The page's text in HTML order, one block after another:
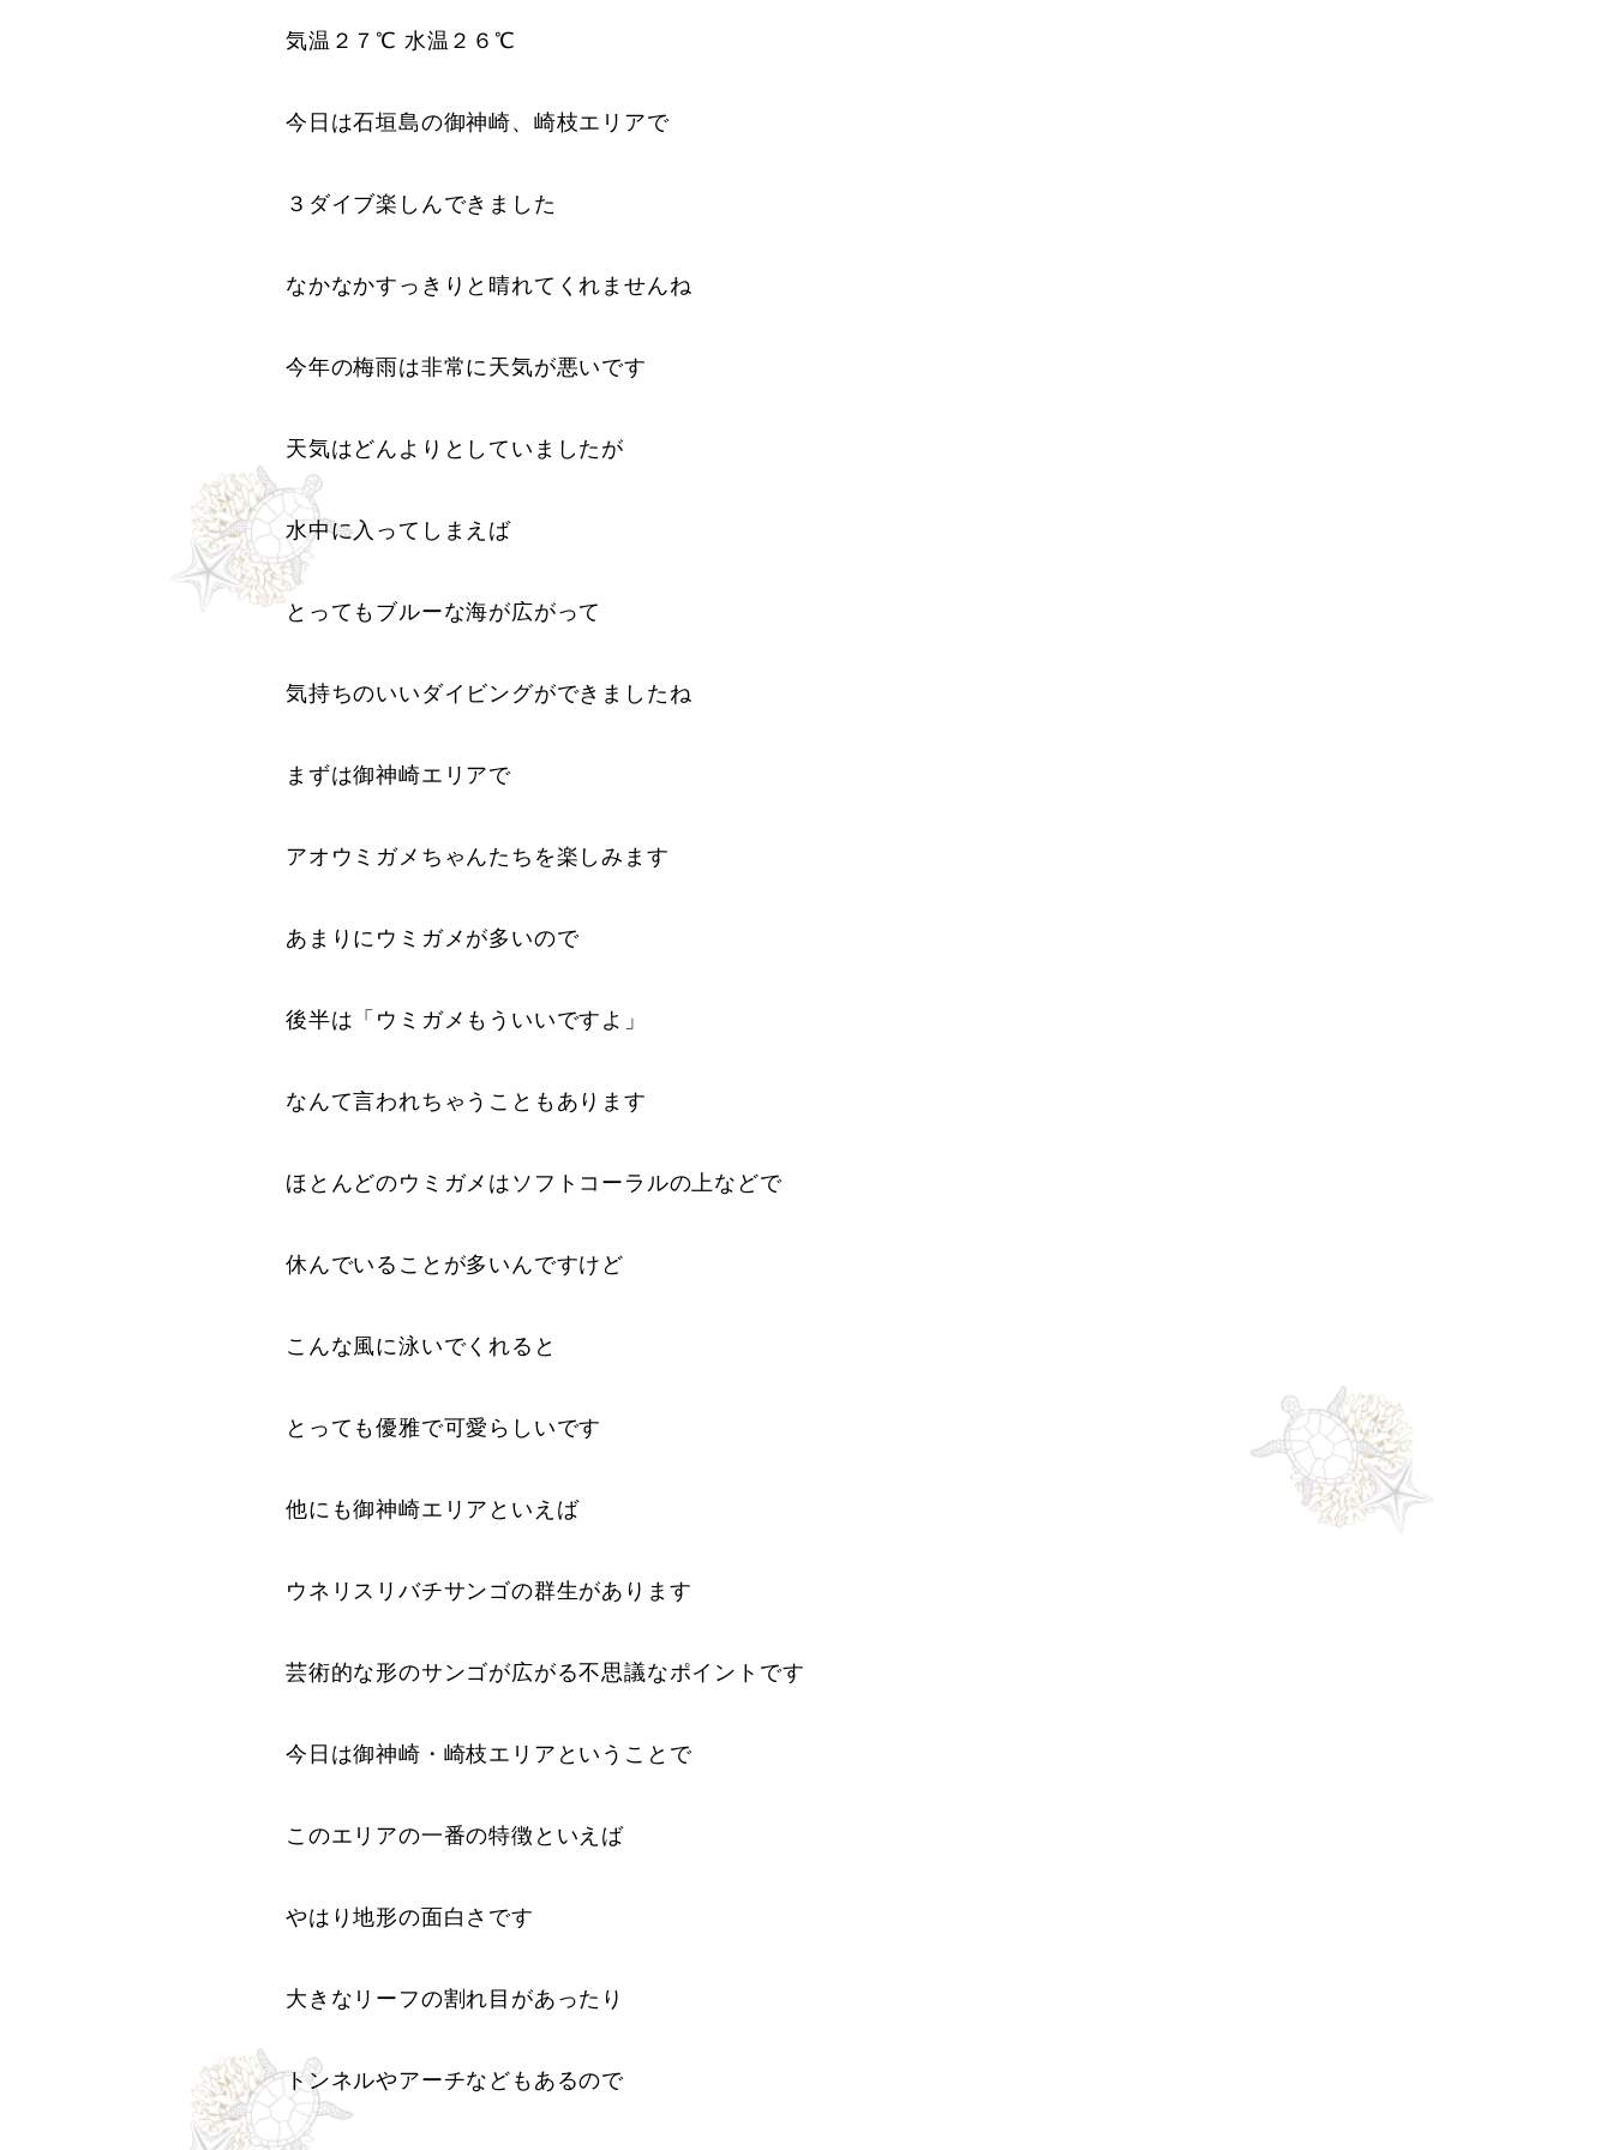
気温２７℃ 水温２６℃
今日は石垣島の御神崎、崎枝エリアで
３ダイブ楽しんできました
なかなかすっきりと晴れてくれませんね
今年の梅雨は非常に天気が悪いです
天気はどんよりとしていましたが
水中に入ってしまえば
とってもブルーな海が広がって
気持ちのいいダイビングができましたね
まずは御神崎エリアで
アオウミガメちゃんたちを楽しみます
あまりにウミガメが多いので
後半は「ウミガメもういいですよ」
なんて言われちゃうこともあります
ほとんどのウミガメはソフトコーラルの上などで
休んでいることが多いんですけど
こんな風に泳いでくれると
とっても優雅で可愛らしいです
他にも御神崎エリアといえば
ウネリスリバチサンゴの群生があります
芸術的な形のサンゴが広がる不思議なポイントです
今日は御神崎・崎枝エリアということで
このエリアの一番の特徴といえば
やはり地形の面白さです
大きなリーフの割れ目があったり
トンネルやアーチなどもあるので